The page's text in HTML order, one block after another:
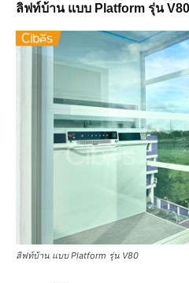
ลิฟท์บ้าน แบบ Platform รุ่น V80
ลิฟท์บ้าน แบบ Platform รุ่น V80